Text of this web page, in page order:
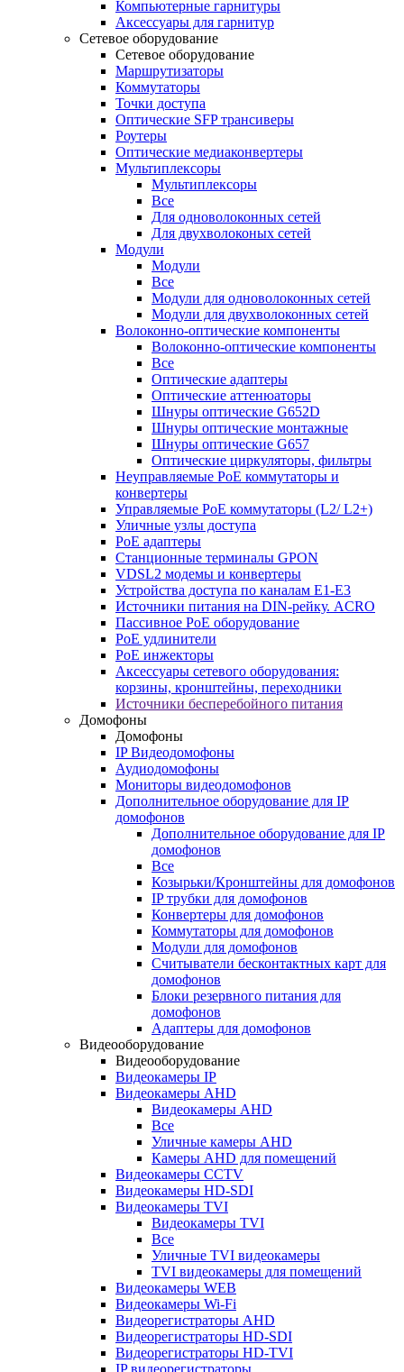
Компьютерные гарнитуры
Аксессуары для гарнитур
Сетевое оборудование
Сетевое оборудование
Маршрутизаторы
Коммутаторы
Точки доступа
Оптические SFP трансиверы
Роутеры
Оптические медиаконвертеры
Мультиплексоры
Мультиплексоры
Все
Для одноволоконных сетей
Для двухволоконых сетей
Модули
Модули
Все
Модули для одноволоконных сетей
Модули для двухволоконных сетей
Волоконно-оптические компоненты
Волоконно-оптические компоненты
Все
Оптические адаптеры
Оптические аттенюаторы
Шнуры оптические G652D
Шнуры оптические монтажные
Шнуры оптические G657
Оптические циркуляторы, фильтры
Неуправляемые PoE коммутаторы и
конвертеры
Управляемые PoE коммутаторы (L2/ L2+)
Уличные узлы доступа
PoE адаптеры
Станционные терминалы GPON
VDSL2 модемы и конвертеры
Устройства доступа по каналам E1-E3
Источники питания на DIN-рейку. ACRO
Пассивное PoE оборудование
PoE удлинители
PoE инжекторы
Аксессуары сетевого оборудования:
корзины, кронштейны, переходники
Источники бесперебойного питания
Домофоны
Домофоны
IP Видеодомофоны
Аудиодомофоны
Мониторы видеодомофонов
Дополнительное оборудование для IP
домофонов
Дополнительное оборудование для IP
домофонов
Все
Козырьки/Кронштейны для домофонов
IP трубки для домофонов
Конвертеры для домофонов
Коммутаторы для домофонов
Модули для домофонов
Считыватели бесконтактных карт для
домофонов
Блоки резервного питания для
домофонов
Адаптеры для домофонов
Видеооборудование
Видеооборудование
Видеокамеры IP
Видеокамеры AHD
Видеокамеры AHD
Все
Уличные камеры AHD
Камеры AHD для помещений
Видеокамеры CCTV
Видеокамеры HD-SDI
Видеокамеры TVI
Видеокамеры TVI
Все
Уличные TVI видеокамеры
TVI видеокамеры для помещений
Видеокамеры WEB
Видеокамеры Wi-Fi
Видеорегистраторы AHD
Видеорегистраторы HD-SDI
Видеорегистраторы HD-TVI
IP видеорегистраторы